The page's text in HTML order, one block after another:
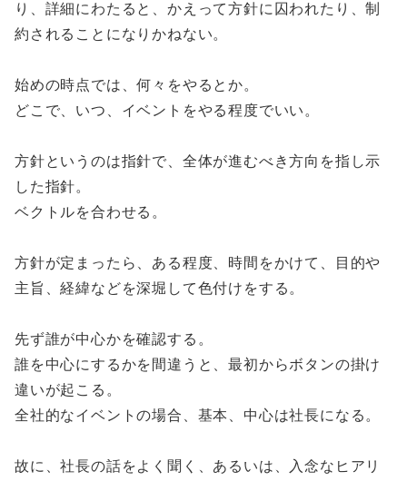
り、詳細にわたると、かえって方針に囚われたり、制
約されることになりかねない。
始めの時点では、何々をやるとか。
どこで、いつ、イベントをやる程度でいい。
方針というのは指針で、全体が進むべき方向を指し示
した指針。
ベクトルを合わせる。
方針が定まったら、ある程度、時間をかけて、目的や
主旨、経緯などを深堀して色付けをする。
先ず誰が中心かを確認する。
誰を中心にするかを間違うと、最初からボタンの掛け
違いが起こる。
全社的なイベントの場合、基本、中心は社長になる。
故に、社長の話をよく聞く、あるいは、入念なヒアリ